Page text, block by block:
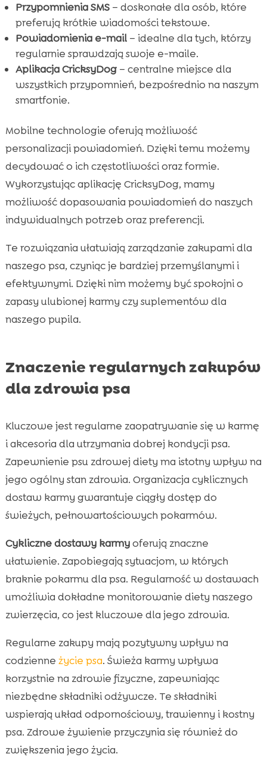
Przypomnienia SMS– doskonałe dla osób, które
preferują krótkie wiadomości tekstowe.
Powiadomienia e-mail– idealne dla tych, którzy
regularnie sprawdzają swoje e-maile.
Aplikacja CricksyDog– centralne miejsce dla
wszystkich przypomnień, bezpośrednio na naszym
smartfonie.
Mobilne technologie oferują możliwość
personalizacji powiadomień. Dzięki temu możemy
decydować o ich częstotliwości oraz formie.
Wykorzystując aplikację CricksyDog, mamy
możliwość dopasowania powiadomień do naszych
indywidualnych potrzeb oraz preferencji.
Te rozwiązania ułatwiają zarządzanie zakupami dla
naszego psa, czyniąc je bardziej przemyślanymi i
efektywnymi. Dzięki nim możemy być spokojni o
zapasy ulubionej karmy czy suplementów dla
naszego pupila.
Znaczenie regularnych zakupów
dla zdrowia psa
Kluczowe jest regularne zaopatrywanie się w karmę
i akcesoria dla utrzymania dobrej kondycji psa.
Zapewnienie psu zdrowej diety ma istotny wpływ na
jego ogólny stan zdrowia. Organizacja cyklicznych
dostaw karmy gwarantuje ciągły dostęp do
świeżych, pełnowartościowych pokarmów.
Cykliczne dostawy karmyoferują znaczne
ułatwienie. Zapobiegają sytuacjom, w których
braknie pokarmu dla psa. Regularność w dostawach
umożliwia dokładne monitorowanie diety naszego
zwierzęcia, co jest kluczowe dla jego zdrowia.
Regularne zakupy mają pozytywny wpływ na
codzienne życie psa. Świeża karmy wpływa
korzystnie na zdrowie fizyczne, zapewniając
niezbędne składniki odżywcze. Te składniki
wspierają układ odpornościowy, trawienny i kostny
psa. Zdrowe żywienie przyczynia się również do
zwiększenia jego życia.